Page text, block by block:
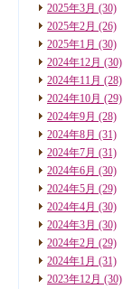
2025年3月 (30)
2025年2月 (26)
2025年1月 (30)
2024年12月 (30)
2024年11月 (28)
2024年10月 (29)
2024年9月 (28)
2024年8月 (31)
2024年7月 (31)
2024年6月 (30)
2024年5月 (29)
2024年4月 (30)
2024年3月 (30)
2024年2月 (29)
2024年1月 (31)
2023年12月 (30)